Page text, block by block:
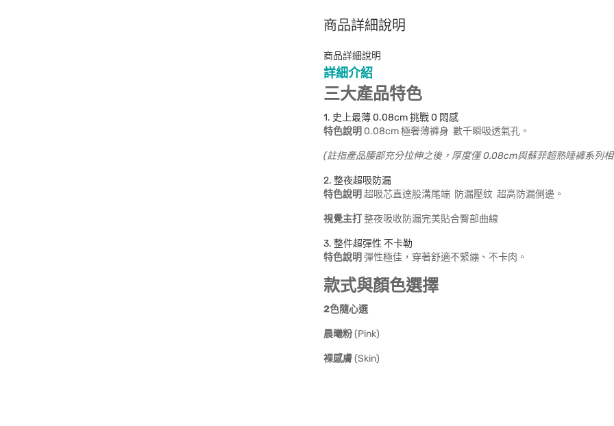
商品詳細說明
商品詳細說明
詳細介紹
三大產品特色
1. 史上最薄 0.08cm 挑戰 0 悶感
特色說明 0.08cm 極奢薄褲身 數千瞬吸透氣孔。
(註指產品腰部充分拉伸之後，厚度僅 0.08cm與蘇菲超熟睡褲系列
2. 整夜超吸防漏
特色說明 超吸芯直達股溝尾端 防漏壓紋 超高防漏側邊。
視覺主打整夜吸收防漏完美貼合臀部曲線
3. 整件超彈性 不卡勒
特色說明 彈性極佳，穿著舒適不緊繃、不卡肉。
款式與顏色選擇
2色隨心選
晨曦粉(Pink)
裸感膚(Skin)